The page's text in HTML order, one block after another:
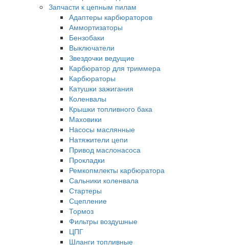
Запчасти к цепным пилам
Адаптеры карбюраторов
Аммортизаторы
Бензобаки
Выключатели
Звездочки ведущие
Карбюратор для триммера
Карбюраторы
Катушки зажигания
Коленвалы
Крышки топливного бака
Маховики
Насосы маслянные
Натяжители цепи
Привод маслонасоса
Прокладки
Ремкопмлекты карбюратора
Сальники коленвала
Стартеры
Сцепление
Тормоз
Фильтры воздушные
ЦПГ
Шланги топливные